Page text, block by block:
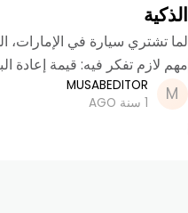
الذكية
لما تشتري سيارة في
مهم لازم تفكر فيه: قيمة إعادة
MUSABEDITOR
1 سنة AGO